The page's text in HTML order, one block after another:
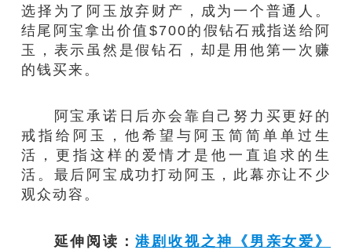
选择为了阿玉放弃财产，成为一个普通人。
结尾阿宝拿出价值$700的假钻石戒指送给阿
玉，表示虽然是假钻石，却是用他第一次赚
的钱买来。
阿宝承诺日后亦会靠自己努力买更好的
戒指给阿玉，他希望与阿玉简简单单过生
活，更指这样的爱情才是他一直追求的生
活。最后阿宝成功打动阿玉，此幕亦让不少
观众动容。
延伸阅读：港剧收视之神《男亲女爱》